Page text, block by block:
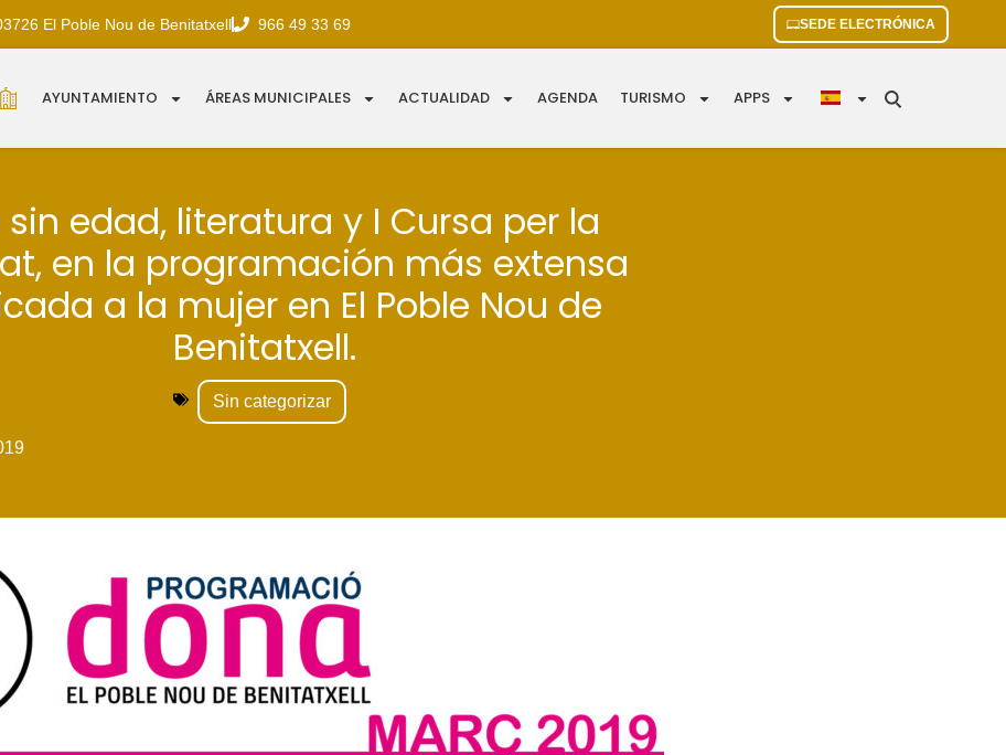
El Poble Nou de Benitatxell 966 49 33 69 SEDE ELECTRÓNICA
AYUNTAMIENTO ÁREAS MUNICIPALES ACTUALIDAD AGENDA TURISMO APPS
sin edad, literatura y I Cursa per la
en la programación más extensa
a la mujer en El Poble Nou de
Benitatxell.
Sin categorizar